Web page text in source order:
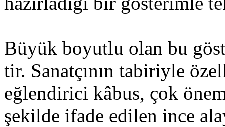
Büyük boyutlu olan bu
tir. Sanatçının tabiriyle
eğlendirici kâbus, çok
şekilde ifade edilen ince